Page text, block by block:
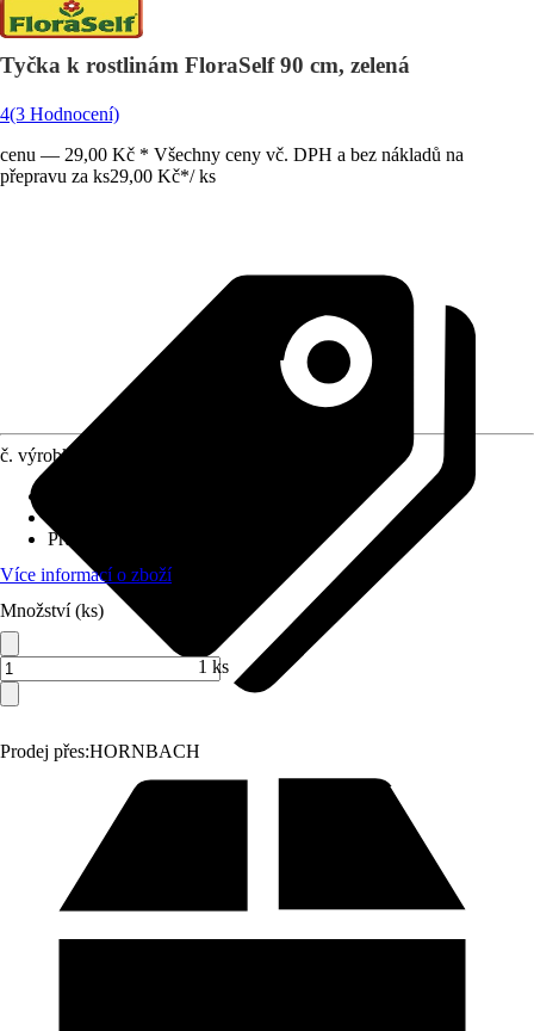
Tyčka k rostlinám FloraSelf 90 cm, zelená
4(3 Hodnocení)
cenu — 29,00 Kč * Všechny ceny vč. DPH a bez nákladů na
přepravu za ks29,00 Kč*/ ks
Prodej přes:HORNBACH
č. výrobku
Průměr
Více informací o zboží
Množství (ks)
1 ks